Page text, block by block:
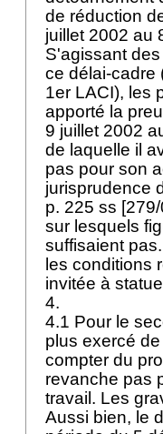
de réduction
juillet 2002 au
S'agissant
ce délai-cadre
1er LACI), les
apporté la
9 juillet 2002
de laquelle il
pas pour son
jurisprudence
p. 225 ss
sur lesquels
suffisaient
les conditions
invitée à
4.
4.1 Pour le
plus exercé
compter du
revanche pas
travail. Les
Aussi bien, le